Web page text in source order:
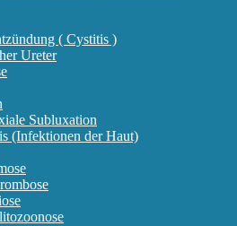
( Cystitis )
Ureter
Subluxation
(Infektionen der Haut)